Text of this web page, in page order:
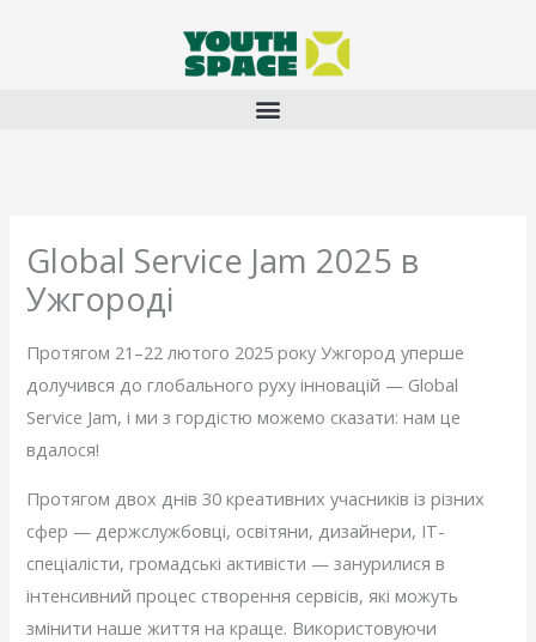
Global Service Jam 2025 в
Ужгороді
Протягом 21–22 лютого 2025 року Ужгород уперше
долучився до глобального руху інновацій — Global
Service Jam, і ми з гордістю можемо сказати: нам це
вдалося!
Протягом двох днів 30 креативних учасників із різних
сфер — держслужбовці, освітяни, дизайнери, ІТ-
спеціалісти, громадські активісти — занурилися в
інтенсивний процес створення сервісів, які можуть
змінити наше життя на краще. Використовуючи